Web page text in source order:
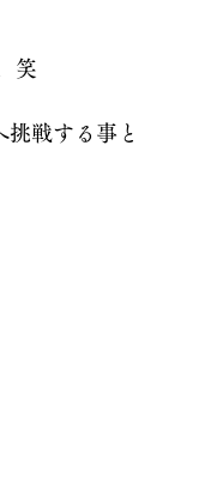
笑
戦する事と